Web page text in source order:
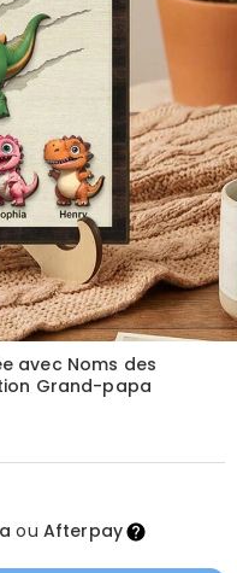
avec Noms des
Grand-papa
ou Afterpay